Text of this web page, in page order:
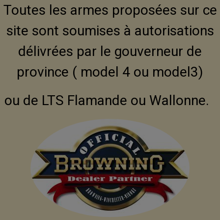
Toutes les armes proposées sur ce
site sont soumises à autorisations
délivrées par le gouverneur de
province ( model 4 ou model3)
ou de LTS Flamande ou Wallonne.